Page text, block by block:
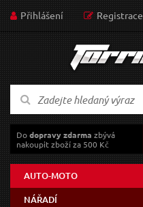
Přihlášení Registrace
Dodopravy zdarma zbývá
nakoupit zboží za 500 Kč
AUTO-MOTO
NÁŘADÍ